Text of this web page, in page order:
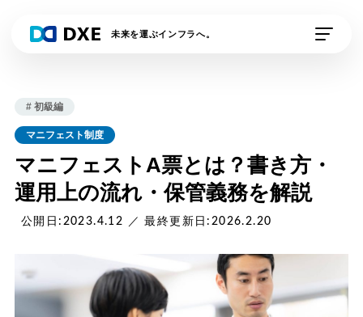
未来を運ぶインフラへ。
DXE Station 収運業
者
処分業者
DXEドライバー DXE排出事業者
資料請求 デモの申し込み
# 初級編
マニフェスト制度
マニフェストA票とは？書き方・
運用上の流れ・保管義務を解説
公開日:2023.4.12 ／ 最終更新日:2026.2.20